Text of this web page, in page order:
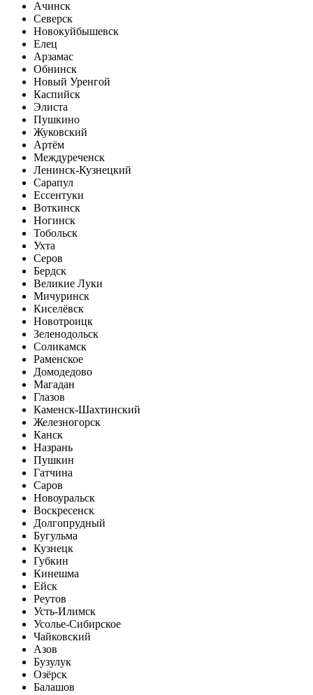
Ачинск
Северск
Новокуйбышевск
Елец
Арзамас
Обнинск
Новый Уренгой
Каспийск
Элиста
Пушкино
Жуковский
Артём
Междуреченск
Ленинск-Кузнецкий
Сарапул
Ессентуки
Воткинск
Ногинск
Тобольск
Ухта
Серов
Бердск
Великие Луки
Мичуринск
Киселёвск
Новотроицк
Зеленодольск
Соликамск
Раменское
Домодедово
Магадан
Глазов
Каменск-Шахтинский
Железногорск
Канск
Назрань
Пушкин
Гатчина
Саров
Новоуральск
Воскресенск
Долгопрудный
Бугульма
Кузнецк
Губкин
Кинешма
Ейск
Реутов
Усть-Илимск
Усолье-Сибирское
Чайковский
Азов
Бузулук
Озёрск
Балашов